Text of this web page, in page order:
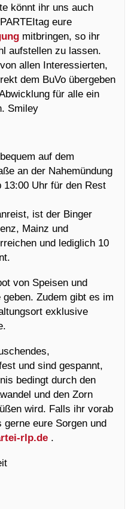
könnt ihr uns auch
eure
mitbringen, so ihr
aufstellen zu lassen.
allen Interessierten,
dem BuVo übergeben
für alle ein
Smiley
auf dem
an der Nahemündung
Uhr für den Rest
ist der Binger
Mainz und
und lediglich 10
von Speisen und
Zudem gibt es im
exklusive
und sind gespannt,
bedingt durch den
und den Zorn
wird. Falls ihr vorab
eure Sorgen und
rlp.de .